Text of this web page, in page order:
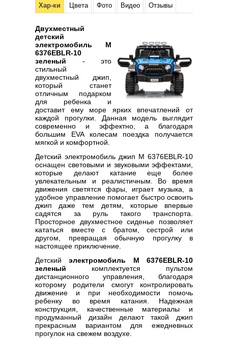
Хар-ки Цвета Фото Видео Отзывы
Двухместный
детский
электромобиль M
6376EBLR-10
зеленый - это
стильный
двухместный джип,
который станет
отличным подарком
для ребенка и
доставит ему море ярких впечатлений от
каждой прогулки. Данная модель выглядит
современно и эффектно, а благодаря
большим EVA колесам поездка получается
мягкой и комфортной.
Детский электромобиль джип M 6376EBLR-10
оснащен световыми и звуковыми эффектами,
которые делают катание еще более
увлекательным и реалистичным. Во время
движения светятся фары, играет музыка, а
удобное управление помогает быстро освоить
джип даже тем детям, которые впервые
садятся за руль такого транспорта.
Просторное двухместное сиденье позволяет
кататься вместе с братом, сестрой или
другом, превращая обычную прогулку в
настоящее приключение.
Детскийэлектромобиль M 6376EBLR-10
зеленый комплектуется пультом
дистанционного управления, благодаря
которому родители смогут контролировать
движение и при необходимости помочь
ребенку во время катания. Надежная
конструкция, качественные материалы и
продуманный дизайн делают такой джип
прекрасным вариантом для ежедневных
прогулок на свежем воздухе.